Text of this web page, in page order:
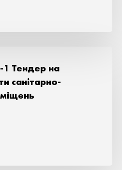
1 Тендер на
санітарно-